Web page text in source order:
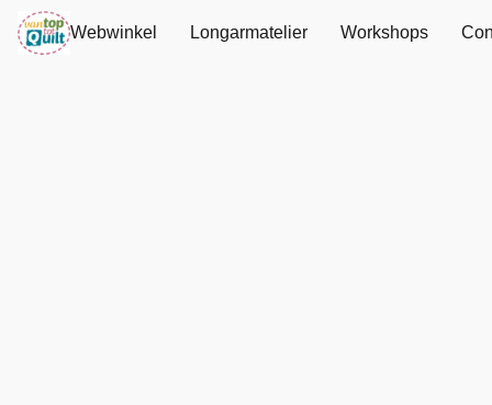
Webwinkel Longarmatelier Workshops